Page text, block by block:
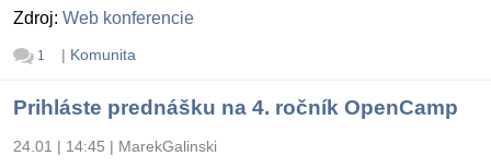
Zdroj: Web konferencie
1 | Komunita
Prihláste prednášku na 4. ročník OpenCamp
24.01 | 14:45 | MarekGalinski